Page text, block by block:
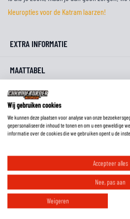
kleuropties voor de Katram laarzen!
EXTRA INFORMATIE
MAATTABEL
REVIEWS
FAQ
Wat is de pasvorm van deze laarzen?
Moet ik motorlaarzen altijd een maat groter
Wij gebruiken cookies
We kunnen deze plaatsen voor analyse van onze
gepersonaliseerde inhoud te tonen en om u een geweldige
informatie over de cookies die we gebruiken opent u de
Accepteer alles
Nee, pas aan
Weigeren